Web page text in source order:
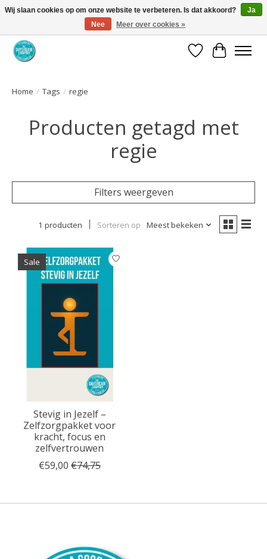
Coaching via download. Effectief en voordelig.
Verlanglijst
Home / Tags / regie
Producten getagd met
regie
Filters weergeven
1 producten Sorteren op Meest bekeken
Sale
Stevig in Jezelf –
Zelfzorgpakket voor
kracht, focus en
zelfvertrouwen
€59,00 €74,75
Wij slaan cookies op om onze website te verbeteren. Is dat akkoord?
Ja
Nee
Meer over cookies »